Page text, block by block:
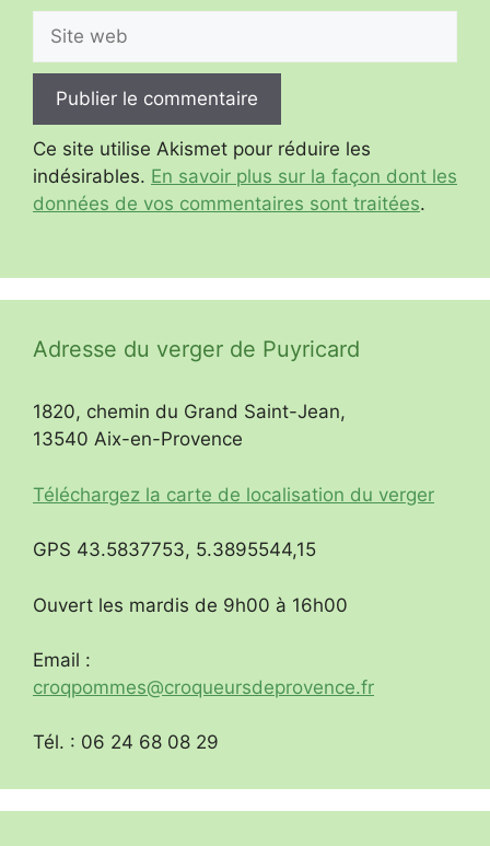
web
Ce site utilise Akismet pour réduire les
indésirables. En savoir plus sur la façon dont les
données de vos commentaires sont traitées.
Adresse du verger de Puyricard
1820, chemin du Grand Saint-Jean,
13540 Aix-en-Provence
Téléchargez la carte de localisation du verger
GPS 43.5837753, 5.3895544,15
Ouvert les mardis de 9h00 à 16h00
Email :
croqpommes@croqueursdeprovence.fr
Tél. : 06 24 68 08 29